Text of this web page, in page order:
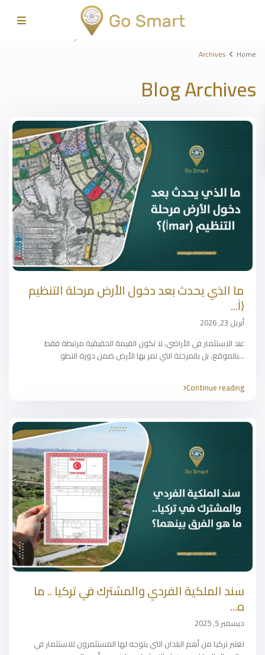
Home
Archives
Blog Archives
ما الذي يحدث بعد دخول الأرض مرحلة التنظيم
(İ...
أبريل 23, 2026
عند الاستثمار في الأراضي، لا تكون القيمة الحقيقية مرتبطة فقط
بالموقع، بل بالمرحلة التي تمر بها الأرض ضمن دورة التطو...
Continue reading
سند الملكية الفردي والمشترك في تركيا .. ما
ه...
ديسمبر 5, 2025
تعتبر تركيا من أهم البلدان التي يتوجه لها المستثمرون للاستثمار في